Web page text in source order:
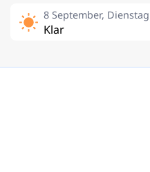
8 September, Dienstag
Klar